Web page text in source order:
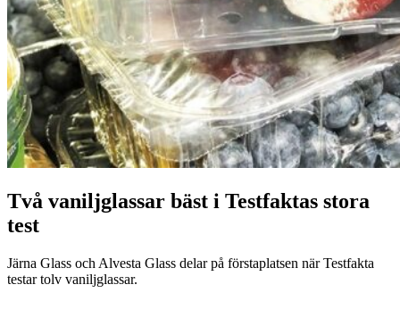
Två vaniljglassar bäst i Testfaktas stora
test
Järna Glass och Alvesta Glass delar på förstaplatsen när Testfakta
testar tolv vaniljglassar.